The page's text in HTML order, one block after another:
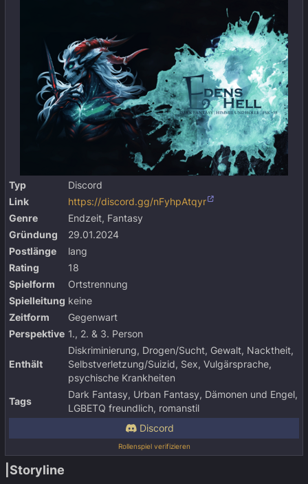
Typ
Discord
Link
https://discord.gg/nFyhpAtqyr
Genre
Endzeit, Fantasy
Gründung
29.01.2024
Postlänge
lang
Rating
18
Spielform
Ortstrennung
Spielleitung keine
Zeitform
Gegenwart
Perspektive 1., 2. & 3. Person
Enthält
Diskriminierung, Drogen/Sucht, Gewalt, Nacktheit,
Selbstverletzung/Suizid, Sex, Vulgärsprache,
psychische Krankheiten
Tags
Dark Fantasy, Urban Fantasy, Dämonen und Engel,
LGBETQ freundlich, romanstil
Discord
Rollenspiel verifizieren
|Storyline